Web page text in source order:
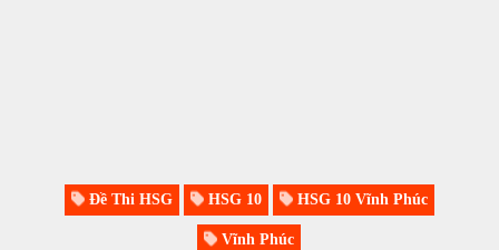
Đề Thi HSG HSG 10 HSG 10 Vĩnh Phúc
Vĩnh Phúc